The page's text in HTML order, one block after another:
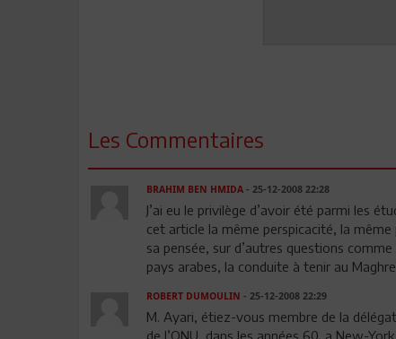
Les Commentaires
BRAHIM BEN HMIDA- 25-12-2008 22:28
J’ai eu le privilège d’avoir été parmi les
cet article la même perspicacité, la
sa pensée, sur d’autres questions
pays arabes, la conduite à tenir au
ROBERT DUMOULIN - 25-12-2008 22:29
M. Ayari, étiez-vous membre de la
de l’ONU, dans les années 60, a New-